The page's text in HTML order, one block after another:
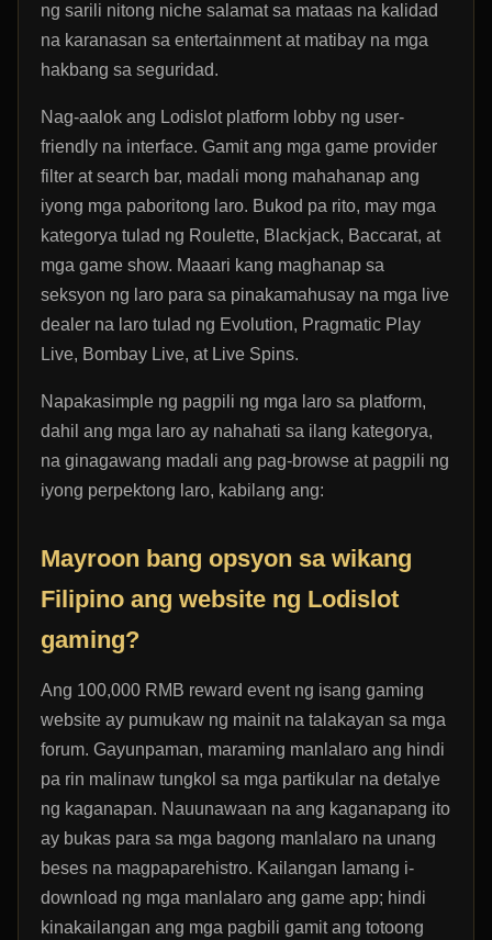
ng sarili nitong niche salamat sa mataas na kalidad
na karanasan sa entertainment at matibay na mga
hakbang sa seguridad.
Nag-aalok ang Lodislot platform lobby ng user-
friendly na interface. Gamit ang mga game provider
filter at search bar, madali mong mahahanap ang
iyong mga paboritong laro. Bukod pa rito, may mga
kategorya tulad ng Roulette, Blackjack, Baccarat, at
mga game show. Maaari kang maghanap sa
seksyon ng laro para sa pinakamahusay na mga live
dealer na laro tulad ng Evolution, Pragmatic Play
Live, Bombay Live, at Live Spins.
Napakasimple ng pagpili ng mga laro sa platform,
dahil ang mga laro ay nahahati sa ilang kategorya,
na ginagawang madali ang pag-browse at pagpili ng
iyong perpektong laro, kabilang ang:
Mayroon bang opsyon sa wikang
Filipino ang website ng Lodislot
gaming?
Ang 100,000 RMB reward event ng isang gaming
website ay pumukaw ng mainit na talakayan sa mga
forum. Gayunpaman, maraming manlalaro ang hindi
pa rin malinaw tungkol sa mga partikular na detalye
ng kaganapan. Nauunawaan na ang kaganapang ito
ay bukas para sa mga bagong manlalaro na unang
beses na magpaparehistro. Kailangan lamang i-
download ng mga manlalaro ang game app; hindi
kinakailangan ang mga pagbili gamit ang totoong